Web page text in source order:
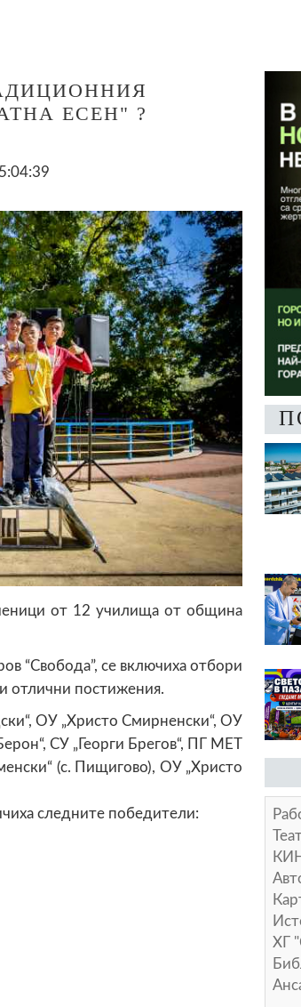
ЕСЕН" ?
от 12 училища от община
“Свобода”, се включиха отбори
отлични постижения.
ОУ „Христо Смирненски“, ОУ
СУ „Георги Брегов“, ПГ МЕТ
(с. Пищигово), ОУ „Христо
следните победители:
ХГ